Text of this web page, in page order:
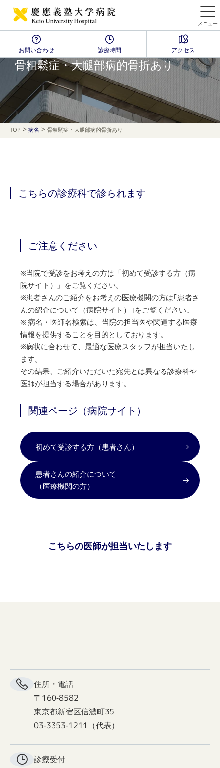
メニュー
お問い合わせ 診療時間 アクセス
Disease Name Search
骨粗鬆症・大腿部病的骨折あり
TOP > 病名 > 骨粗鬆症・大腿部病的骨折あり
こちらの診療科で診られます
ご注意ください
※当院で受診をお考えの方は「初めて受診する方（病
院サイト）」をご覧ください。
※患者さんのご紹介をお考えの医療機関の方は｢患者さ
んの紹介について（病院サイト）｣をご覧ください。
※ 病名・医師名検索は、当院の担当医や関連する医療
情報を提供することを目的としております。
※病状に合わせて、最適な医療スタッフが担当いたし
ます。
その結果、ご紹介いただいた宛先とは異なる診療科や
医師が担当する場合があります。
関連ページ（病院サイト）
初めて受診する方（患者さん）
患者さんの紹介について
（医療機関の方）
こちらの医師が担当いたします
住所・電話
〒160-8582
東京都新宿区信濃町35
03-3353-1211（代表）
診療受付